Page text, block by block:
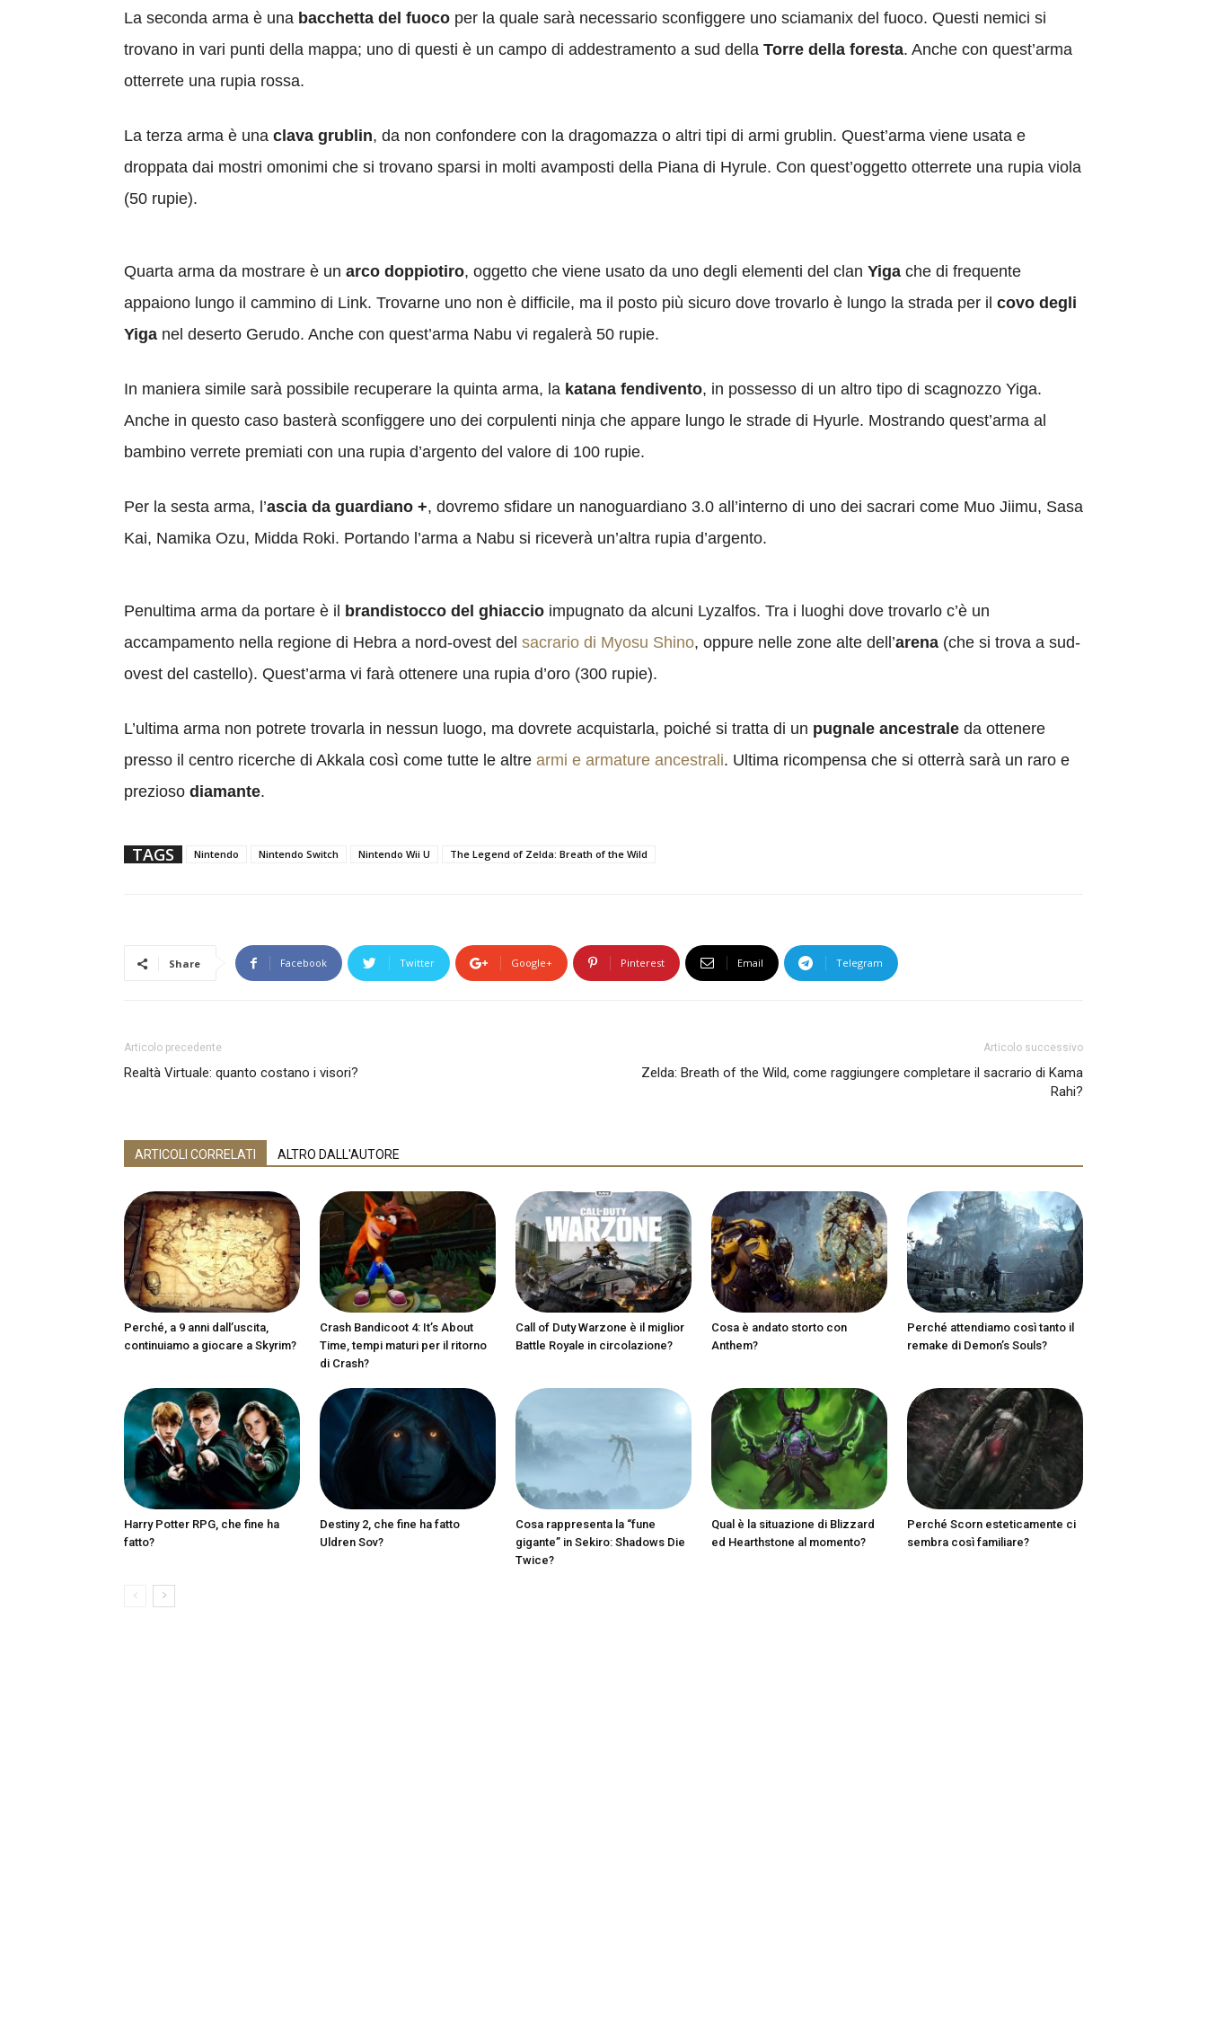
La seconda arma è una bacchetta del fuoco per la quale sarà necessario sconfiggere uno sciamanix del fuoco. Questi nemici si
trovano in vari punti della mappa; uno di questi è un campo di addestramento a sud della Torre della foresta. Anche con quest’arma
otterrete una rupia rossa.
La terza arma è una clava grublin, da non confondere con la dragomazza o altri tipi di armi grublin. Quest’arma viene usata e
droppata dai mostri omonimi che si trovano sparsi in molti avamposti della Piana di Hyrule. Con quest’oggetto otterrete una rupia viola
(50 rupie).
Quarta arma da mostrare è un arco doppiotiro, oggetto che viene usato da uno degli elementi del clan Yiga che di frequente
appaiono lungo il cammino di Link. Trovarne uno non è difficile, ma il posto più sicuro dove trovarlo è lungo la strada per il covo degli
Yiga nel deserto Gerudo. Anche con quest’arma Nabu vi regalerà 50 rupie.
In maniera simile sarà possibile recuperare la quinta arma, la katana fendivento, in possesso di un altro tipo di scagnozzo Yiga.
Anche in questo caso basterà sconfiggere uno dei corpulenti ninja che appare lungo le strade di Hyurle. Mostrando quest’arma al
bambino verrete premiati con una rupia d’argento del valore di 100 rupie.
Per la sesta arma, l’ascia da guardiano +, dovremo sfidare un nanoguardiano 3.0 all’interno di uno dei sacrari come Muo Jiimu, Sasa
Kai, Namika Ozu, Midda Roki. Portando l’arma a Nabu si riceverà un’altra rupia d’argento.
Penultima arma da portare è il brandistocco del ghiaccio impugnato da alcuni Lyzalfos. Tra i luoghi dove trovarlo c’è un
accampamento nella regione di Hebra a nord-ovest del sacrario di Myosu Shino, oppure nelle zone alte dell’arena (che si trova a sud-
ovest del castello). Quest’arma vi farà ottenere una rupia d’oro (300 rupie).
L’ultima arma non potrete trovarla in nessun luogo, ma dovrete acquistarla, poiché si tratta di un pugnale ancestrale da ottenere
presso il centro ricerche di Akkala così come tutte le altre armi e armature ancestrali. Ultima ricompensa che si otterrà sarà un raro e
prezioso diamante.
TAGS Nintendo Nintendo Switch Nintendo Wii U The Legend of Zelda: Breath of the Wild
Share Facebook Twitter Google+ Pinterest Email Telegram
Articolo precedente
Realtà Virtuale: quanto costano i visori?
Articolo successivo
Zelda: Breath of the Wild, come raggiungere completare il sacrario di Kama
Rahi?
ARTICOLI CORRELATI ALTRO DALL'AUTORE
Perché, a 9 anni dall’uscita,
continuiamo a giocare a Skyrim?
Crash Bandicoot 4: It’s About
Time, tempi maturi per il ritorno
di Crash?
Call of Duty Warzone è il miglior
Battle Royale in circolazione?
Cosa è andato storto con
Anthem?
Perché attendiamo così tanto il
remake di Demon’s Souls?
Harry Potter RPG, che fine ha
fatto?
Destiny 2, che fine ha fatto
Uldren Sov?
Cosa rappresenta la “fune
gigante” in Sekiro: Shadows Die
Twice?
Qual è la situazione di Blizzard
ed Hearthstone al momento?
Perché Scorn esteticamente ci
sembra così familiare?